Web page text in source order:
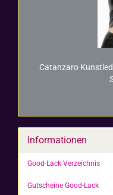
Ca­t­an­za­ro
Informationen
Good-Lack Verzeichnis
Gutscheine Good-Lack